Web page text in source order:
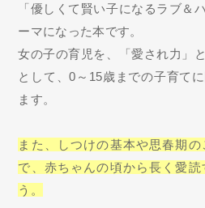
「優しくて賢い子になるラブ＆
ーマになった本です。
女の子の育児を、「愛され力」
として、0～15歳までの子育て
ます。
また、しつけの基本や思春期
で、赤ちゃんの頃から長く愛読
う。